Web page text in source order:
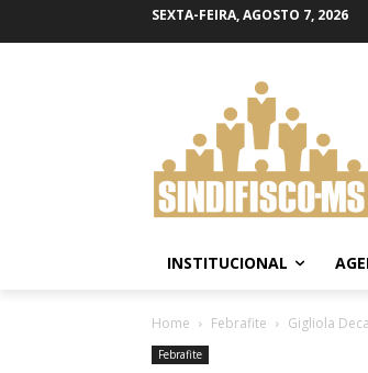
SEXTA-FEIRA, AGOSTO 7, 2026
INSTITUCIONAL
Home Febrafite Gigliola
Febrafite